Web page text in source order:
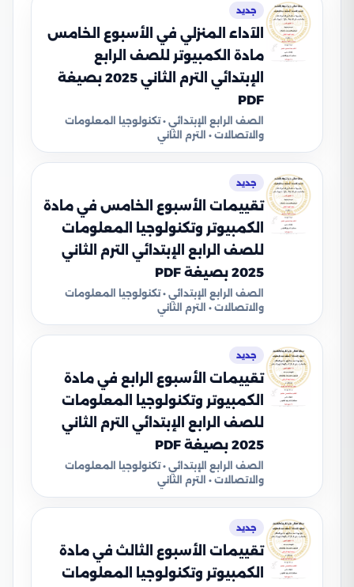
جديد
الآداء المنزلي في الأسبوع الخامس
مادة الكمبيوتر للصف الرابع
الإبتدائي الترم الثاني 2025 بصيغة
PDF
الصف الرابع الإبتدائي • تكنولوجيا المعلومات
والاتصالات • الترم الثاني
جديد
تقييمات الأسبوع الخامس في مادة
الكمبيوتر وتكنولوجيا المعلومات
للصف الرابع الإبتدائي الترم الثاني
2025 بصيغة PDF
الصف الرابع الإبتدائي • تكنولوجيا المعلومات
والاتصالات • الترم الثاني
جديد
تقييمات الأسبوع الرابع في مادة
الكمبيوتر وتكنولوجيا المعلومات
للصف الرابع الإبتدائي الترم الثاني
2025 بصيغة PDF
الصف الرابع الإبتدائي • تكنولوجيا المعلومات
والاتصالات • الترم الثاني
جديد
تقييمات الأسبوع الثالث في مادة
الكمبيوتر وتكنولوجيا المعلومات